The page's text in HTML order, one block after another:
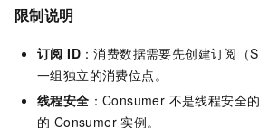
限制说明
订阅 ID ：消费数据需要先创建订阅（
一组独立的消费位点。
线程安全 ：Consumer 不是线程安全
的 Consumer 实例。